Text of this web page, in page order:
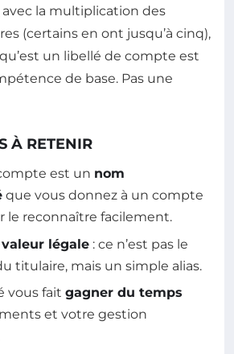
avec la multiplication des
(certains en ont jusqu’à cinq),
un libellé de compte est
de base. Pas une
À RETENIR
est un nom
que vous donnez à un compte
le reconnaître facilement.
légale : ce n’est pas le
titulaire, mais un simple alias.
vous fait gagner du temps
et votre gestion